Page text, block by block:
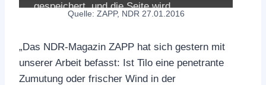
gespeichert, und die Seite wird
aufgerufen.
Die Datenschutzbestimmungen von
YouTube:
Quelle: ZAPP, NDR 27.01.2016
„Das NDR-Magazin ZAPP hat sich gestern mit
unserer Arbeit befasst: Ist Tilo eine penetrante
Zumutung oder frischer Wind in der